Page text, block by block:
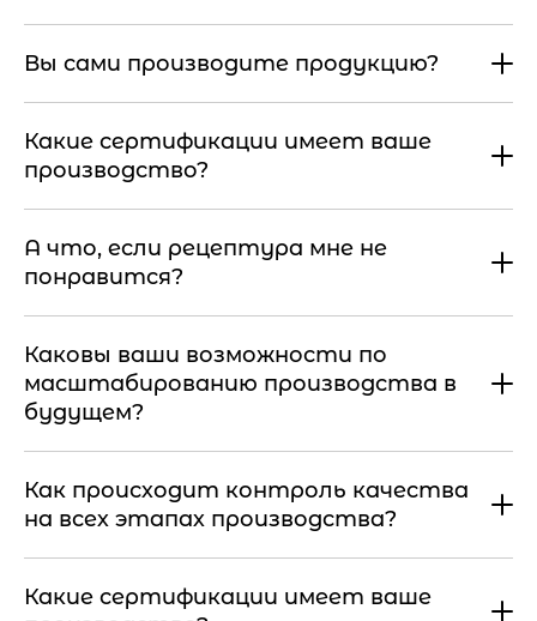
Вы сами производите продукцию?
Какие сертификации имеет ваше
производство?
А что, если рецептура мне не
понравится?
Каковы ваши возможности по
масштабированию производства в
будущем?
Как происходит контроль качества
на всех этапах производства?
Какие сертификации имеет ваше